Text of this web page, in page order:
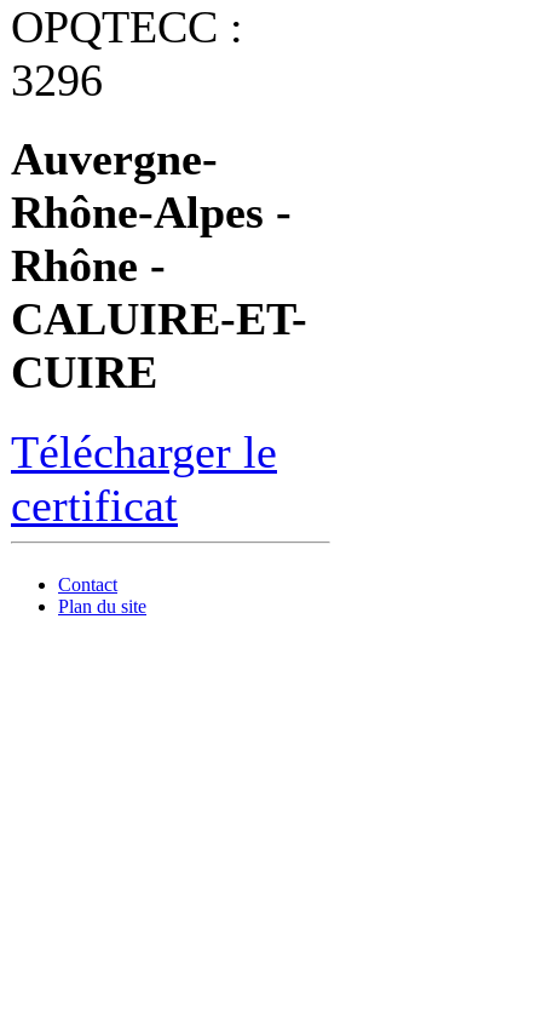
OPQTECC :
3296
Auvergne-
Rhône-Alpes -
Rhône -
CALUIRE-ET-
CUIRE
Télécharger le
certificat
Contact
Plan du site